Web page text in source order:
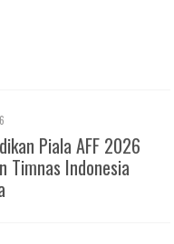
Piala AFF 2026
Timnas Indonesia